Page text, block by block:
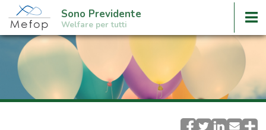
Sono Previdente
Welfare per tutti